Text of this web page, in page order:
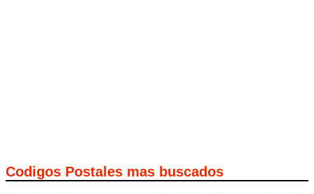
Codigos Postales mas buscados